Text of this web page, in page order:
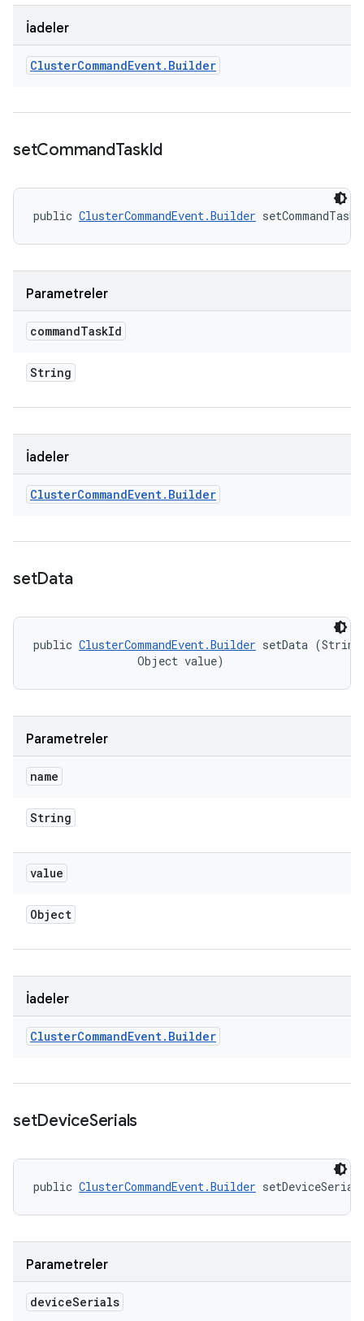
İadeler
ClusterCommandEvent. Builder
setCommandTaskId
public ClusterCommandEvent.Builder
Parametreler
commandTaskId
String
İadeler
ClusterCommandEvent. Builder
setData
public ClusterCommandEvent.Builder setData
                Object value)
Parametreler
name
String
value
Object
İadeler
ClusterCommandEvent. Builder
setDeviceSerials
public ClusterCommandEvent.Builder
Parametreler
deviceSerials